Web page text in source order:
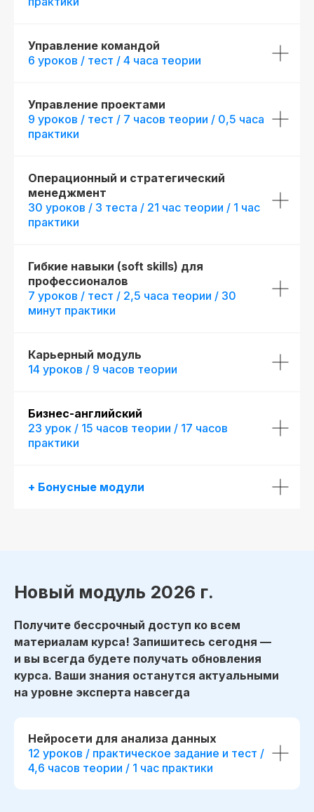
Управление командой
6 уроков / тест / 4 часа теории
Управление проектами
9 уроков / тест / 7 часов теории / 0,5 часа
практики
Операционный и стратегический
менеджмент
30 уроков / 3 теста / 21 час теории / 1 час
практики
Гибкие навыки (soft skills) для
профессионалов
7 уроков / тест / 2,5 часа теории / 30
минут практики
Карьерный модуль
14 уроков / 9 часов теории
Бизнес-английский
23 урок / 15 часов теории / 17 часов
практики
+ Бонусные модули
Новый модуль 2026 г.
Получите бессрочный доступ ко всем
материалам курса! Запишитесь сегодня —
и вы всегда будете получать обновления
курса. Ваши знания останутся актуальными
на уровне эксперта навсегда
Нейросети для анализа данных
12 уроков / практическое задание и тест /
4,6 часов теории / 1 час практики
Доступ к курсу, обновлениям
и чату курса остаётся навсегда!
Сделаем скидку! Если вы нашли
похожий курс дешевле
До 50% экономии на покупку
по нашей программе обмена
fr130319.000
r130319.000/
при полной оплате
Дополнительная
скидка 10%
До окончания акции осталось
00 00
дней
00
часов минута
00
секунда
Подробнее
к сентябрю